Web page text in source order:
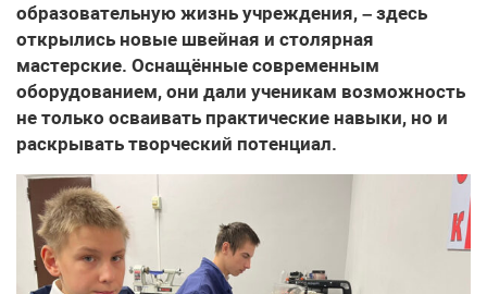
образовательную жизнь учреждения, – здесь
открылись новые швейная и столярная
мастерские. Оснащённые современным
оборудованием, они дали ученикам возможность
не только осваивать практические навыки, но и
раскрывать творческий потенциал.